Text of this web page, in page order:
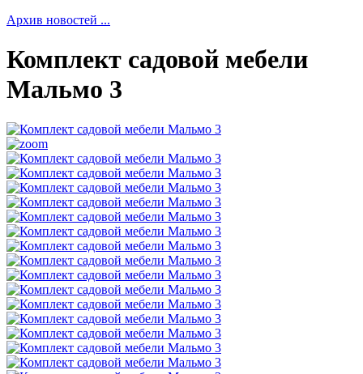
Архив новостей ...
Комплект садовой мебели
Мальмо 3